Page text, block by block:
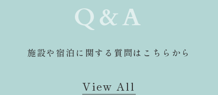
Q&A
施設や宿泊に関する質問はこちらから
View All